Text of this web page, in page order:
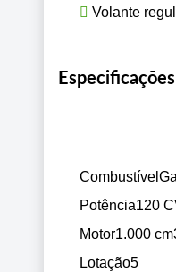
Volante
Combustível
Potência120
Motor1.000
Lotação5